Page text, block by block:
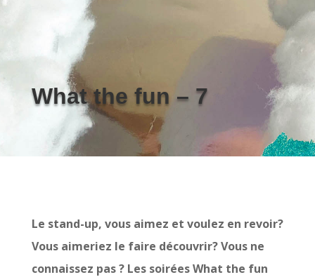
What the fun – 7
Le stand-up, vous aimez et voulez en revoir?
Vous aimeriez le faire découvrir? Vous ne
connaissez pas ? Les soirées What the fun